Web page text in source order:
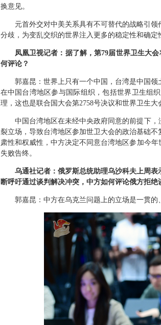
换意见。
元首外交对中美关系具有不可替代的战略引
分歧，为变乱交织的世界注入更多的稳定性和确定
凤凰卫视记者：据了解，第79届世界卫生大
何评论？
郭嘉昆：世界上只有一个中国，台湾是中国
在中国台湾地区参与国际组织，包括世界卫生组
理，这也是联合国大会第2758号决议和世界卫生大
中国台湾地区在未经中央政府同意的前提下
裂立场，导致台湾地区参加世卫大会的政治基础
肃性和权威性，中方决定不同意台湾地区参加今
失败告终。
乌通社记者：俄罗斯总统助理乌沙科夫上周
断呼吁通过谈判解决冲突，中方如何评论俄方拒绝
郭嘉昆：中方在乌克兰问题上的立场是一贯的